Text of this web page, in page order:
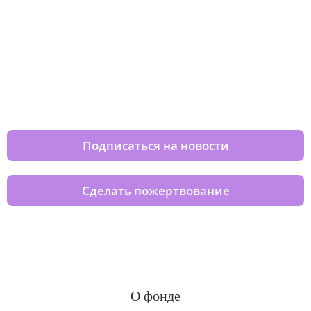
Подписаться на новости
Сделать пожертвование
О фонде